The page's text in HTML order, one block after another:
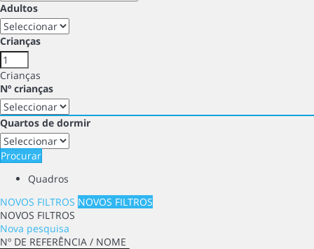
Adultos
Crianças
Crianças
Nº crianças
Quartos de dormir
Procurar
Quadros
NOVOS FILTROS NOVOS FILTROS
NOVOS FILTROS
Nova pesquisa
Nº DE REFERÊNCIA / NOME